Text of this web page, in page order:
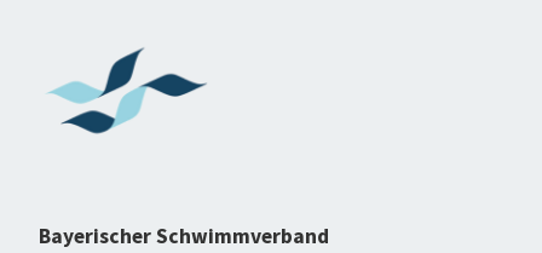
Bayerischer Schwimmverband